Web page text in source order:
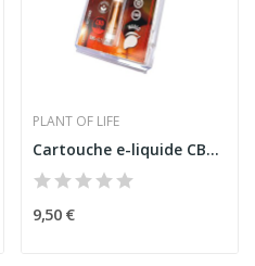
PLANT OF LIFE
Cartouche e-liquide CBD Mangue | PLANT OF LIFE...
9,50 €